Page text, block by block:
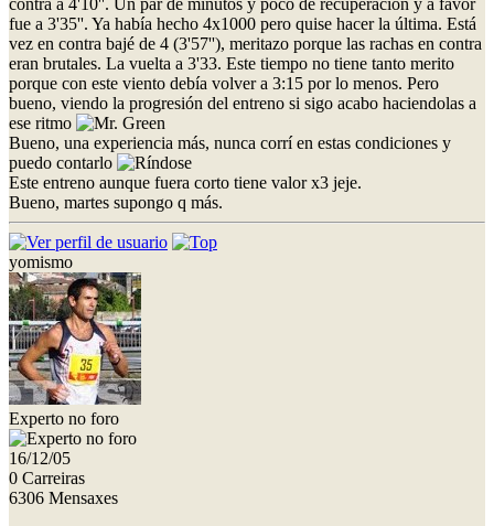
fue a 3'35''. Ya había hecho 4x1000 pero quise hacer la última. Está
vez en contra bajé de 4 (3'57''), meritazo porque las rachas en contra
eran brutales. La vuelta a 3'33. Este tiempo no tiene tanto merito
porque con este viento debía volver a 3:15 por lo menos. Pero
bueno, viendo la progresión del entreno si sigo acabo haciendolas a
ese ritmo
Bueno, una experiencia más, nunca corrí en estas condiciones y
puedo contarlo
Este entreno aunque fuera corto tiene valor x3 jeje.
Bueno, martes supongo q más.
yomismo
Experto no foro
16/12/05
0 Carreiras
6306 Mensaxes